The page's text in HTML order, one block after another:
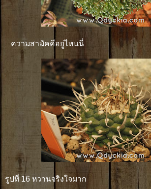
ความสามัคคีอยู่ไหนนี่
รูปที่ 16 หวานจริงใจมาก